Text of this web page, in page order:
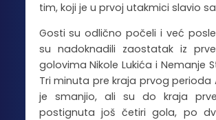
tim, koji je u prvoj utakmici slavio sa
Gosti su odlično počeli i već
su nadoknadili zaostatak iz
golovima Nikole Lukića i Nemanje
Tri minuta pre kraja prvog perioda
je smanjio, ali su do kraja
postignuta još četiri gola, po